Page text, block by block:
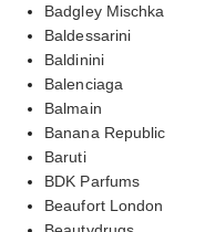
Badgley Mischka
Baldessarini
Baldinini
Balenciaga
Balmain
Banana Republic
Baruti
BDK Parfums
Beaufort London